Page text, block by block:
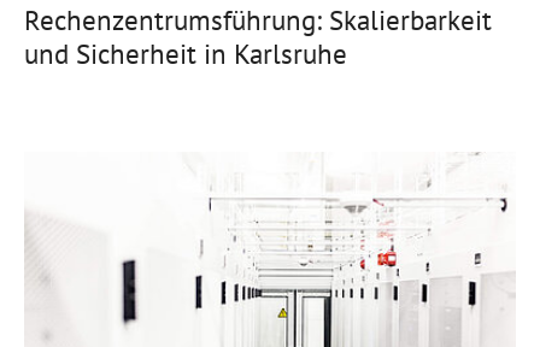
Rechenzentrumsführung: Skalierbarkeit
und Sicherheit in Karlsruhe